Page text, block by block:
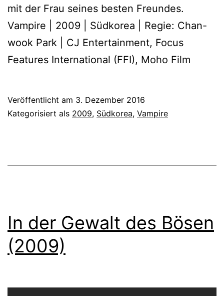
mit der Frau seines besten Freundes.
Vampire | 2009 | Südkorea | Regie: Chan-
wook Park | CJ Entertainment, Focus
Features International (FFI), Moho Film
Veröffentlicht am 3. Dezember 2016
Kategorisiert als 2009, Südkorea, Vampire
In der Gewalt des Bösen
(2009)